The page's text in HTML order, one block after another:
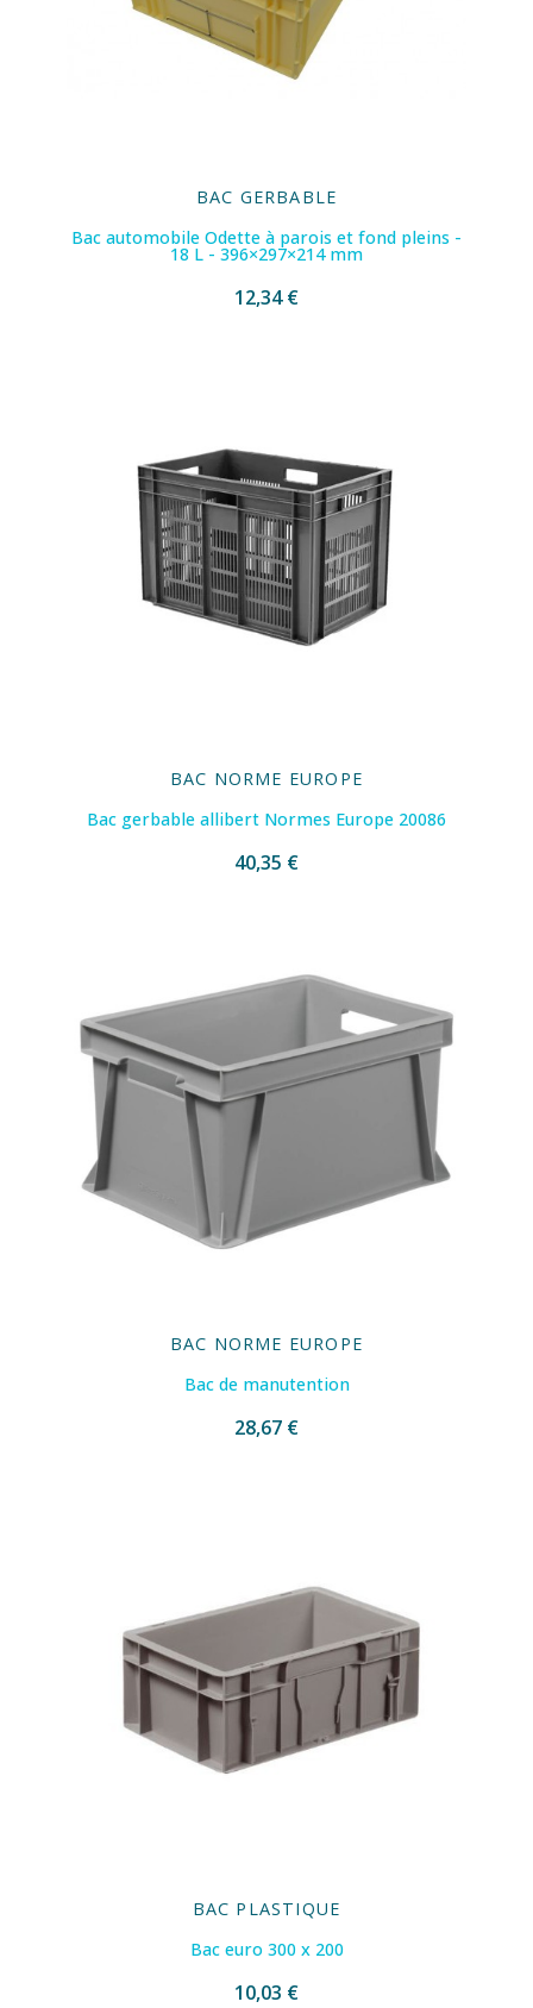
BAC GERBABLE
Bac automobile Odette à parois et fond pleins -
18 L - 396×297×214 mm
12,34 €
BAC NORME EUROPE
Bac gerbable allibert Normes Europe 20086
40,35 €
BAC NORME EUROPE
Bac de manutention
28,67 €
BAC PLASTIQUE
Bac euro 300 x 200
10,03 €